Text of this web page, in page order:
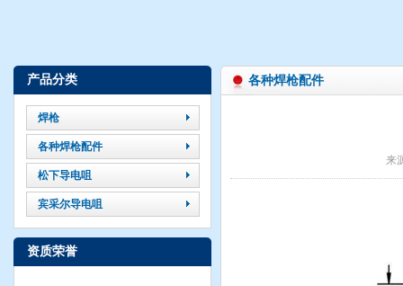
产品分类
焊枪
各种焊枪配件
松下导电咀
宾采尔导电咀
资质荣誉
各种焊枪配件
来